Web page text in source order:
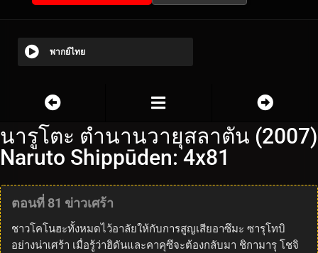
พากย์ไทย
นารูโตะ ตำนานวายุสลาตัน (2007)
Naruto Shippūden: 4x81
ตอนที่ 81 ข่าวเศร้า
ชาวโคโนฮะทั้งหมดไว้อาลัยให้กับการสูญเสียอาซึมะ ซารุโทบิ
อย่างน่าเศร้า เมื่อรู้ว่าฮิดันและคาคุซึจะต้องกลับมา ชิกามารุ โชจิ